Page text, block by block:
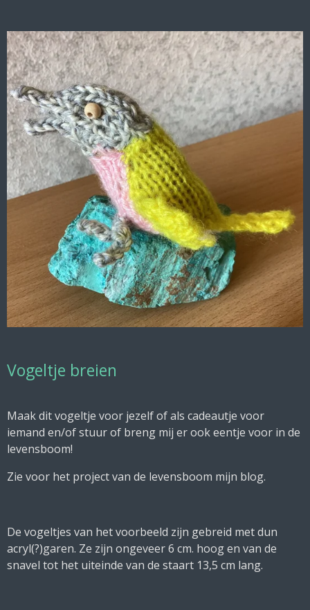
Vogeltje breien
Maak dit vogeltje voor jezelf of als cadeautje voor
iemand en/of stuur of breng mij er ook eentje voor in de
levensboom!
Zie voor het project van de levensboom mijn blog.
De vogeltjes van het voorbeeld zijn gebreid met dun
acryl(?)garen. Ze zijn ongeveer 6 cm. hoog en van de
snavel tot het uiteinde van de staart 13,5 cm lang.